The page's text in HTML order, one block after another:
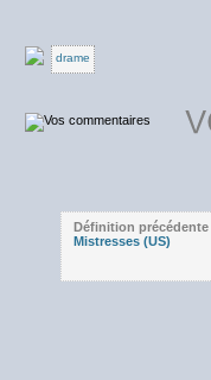
drame
Définition précédente
Mistresses (US)